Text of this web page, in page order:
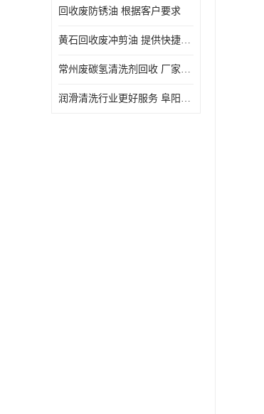
回收废防锈油 根据客户要求
黄石回收废冲剪油 提供快捷上门处理
常州废碳氢清洗剂回收 厂家价格
润滑清洗行业更好服务 阜阳回收废防锈油